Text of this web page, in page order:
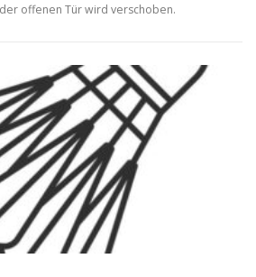
offenen Tür wird verschoben.